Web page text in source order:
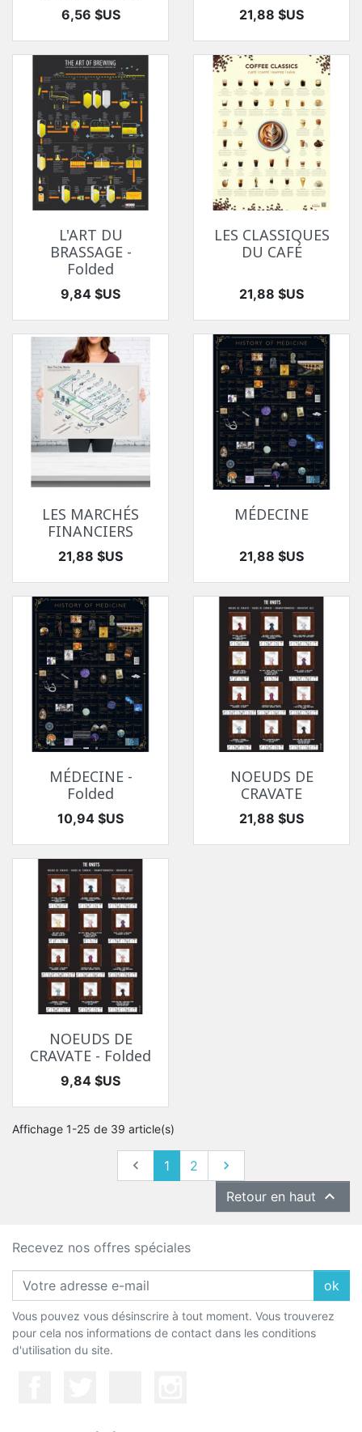
Prix
6,56 $US Prix
21,88 $US
L'ART DU
BRASSAGE -
Folded
Prix
9,84 $US
LES CLASSIQUES
DU CAFÉ
Prix
21,88 $US
LES MARCHÉS
FINANCIERS
Prix
21,88 $US
MÉDECINE
Prix
21,88 $US
MÉDECINE -
Folded
Prix
10,94 $US
NOEUDS DE
CRAVATE
Prix
21,88 $US
NOEUDS DE
CRAVATE - Folded
Prix
9,84 $US
Affichage 1-25 de 39 article(s)
Précédent
 1 2 Suivant

Retour en haut 
Recevez nos offres spéciales
ok
Vous pouvez vous désinscrire à tout moment. Vous trouverez
pour cela nos informations de contact dans les conditions
d'utilisation du site.